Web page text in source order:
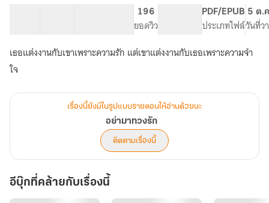
มาท
วง
รัก
196
ยอดวิว
PDF/EPUB
ประเภทไฟล์
5 ต.
วันที่ว
เธอแต่งงานกับเขาเพราะความรัก แต่เขาแต่งงานกับเธอเพราะความจำ
ใจ
เรื่องนี้ยังมีในรูปแบบรายตอนให้อ่านด้วยนะ
อย่ามาทวงรัก
ติดตามเรื่องนี้
อีบุ๊กที่คล้ายกับเรื่องนี้